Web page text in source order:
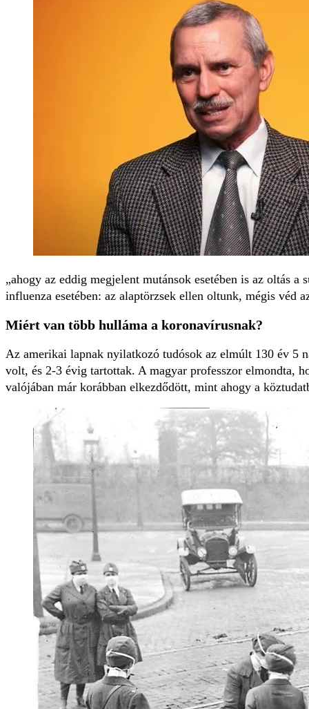
ahogy az eddig megjelent mutánsok esetében is az oltás a
influenza esetében: az alaptörzsek ellen oltunk, mégis véd
Miért van több hulláma a koronavírusnak?
Az amerikai lapnak nyilatkozó tudósok az elmúlt 130 év 5
volt, és 2-3 évig tartottak. A magyar professzor elmondta,
valójában már korábban elkezdődött, mint ahogy a